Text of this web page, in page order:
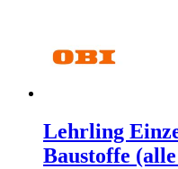
Lehrling
Baustoffe